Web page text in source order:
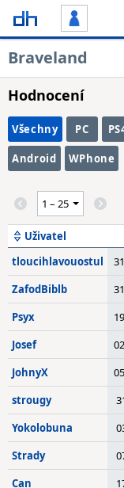
Braveland
Hodnocení
Všechny PC
Android WPhone
Uživatel
tloucihlavouostul
ZafodBiblb
Psyx
Josef
JohnyX
strougy
Yokolobuna
Strady
Can